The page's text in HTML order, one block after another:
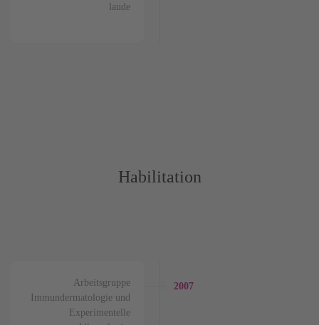
laude
Habilitation
2007
Arbeitsgruppe
Immundermatologie und
Experimentelle